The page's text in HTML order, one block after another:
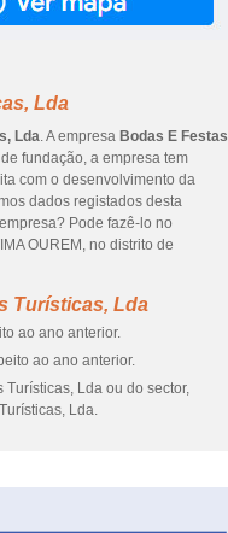
Lda
Lda. A empresa Bodas E Festas
fundação, a empresa tem
com o desenvolvimento da
dados registados desta
Pode fazê-lo no
OUREM, no distrito de
Turísticas, Lda
ao ano anterior.
ao ano anterior.
Lda ou do sector,
Lda.